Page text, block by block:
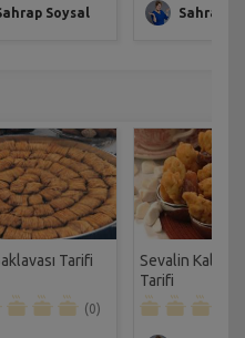
Soysal Sahrap
Tarifi
(0)
Sevalin
Tarifi